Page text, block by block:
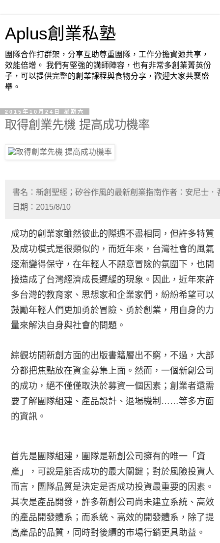
Aplus創業私塾
團隊合作打群架，分享互助尊重團隊，工作分擔資源共享，
效能倍增。 我們有堅強的講師陣容，也有非常多創業菁英份
子，可以提供完整的創業課程與食物分享，歡迎大家共襄盛
舉。
2015年10月24日 星期六
取得創業先機 提高成功機率
書名：新創聖經；矽谷作風的最新創業指南作者：安尼士
日期：2015/8/10
成功的創業家雖然彼此的際遇不盡相同，但許多特質
及成功模式是很類似的，而近年來，台灣社會的風氣
逐漸變得保守，在年輕人不願意冒險的氛圍下，也間
接造成了台灣經濟成長遲緩的現象。因此，近年來許
多台灣的教育家、思想家和企業家們，紛紛希望可以
鼓勵年輕人們更加勇於冒險、勇於創業，用自身的力
量來解決自身與社會的問題。
綜觀坊間新創方面的出版書籍層出不窮，不過，大部
分都把焦點放在資金募集上面。然而，一個新創公司
的成功，絕不僅僅取決於募資一個因素；創業者還需
要了解團隊組建、產品設計、退場機制……等多方面
的資訊。
首先是團隊組建，團隊是新創公司擁有的唯一「資
產」，可說是能否成功的最大關鍵；對於風險投資人
而言，團隊品質是決定是否成功投資最重要的因素。
其次是產品開發，許多新創公司尚未建立系統、高效
的產品開發體系；而系統、高效的開發體系，除了提
高產品的品質，同時對後續的市場行銷更具助益。